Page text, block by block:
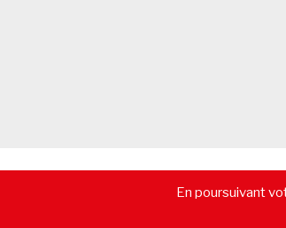
© 2026 - CommerceImmo.fr - Tous droits
En poursuivant